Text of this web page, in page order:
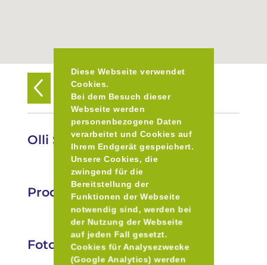
Diese Webseite verwendet
Cookies.
Bei dem Besuch dieser
Webseite werden
personenbezogene Daten
verarbeitet und Cookies auf
Ihrem Endgerät gespeichert.
Unsere Cookies, die
zwingend für die
Bereitstellung der
Funktionen der Webseite
notwendig sind, werden bei
der Nutzung der Webseite
auf jeden Fall gesetzt.
Cookies für Analysezwecke
(Google Analytics) werden
Zurück zur Übersicht
Olli Stich Käsemanufaktur
Produkte
Fotos